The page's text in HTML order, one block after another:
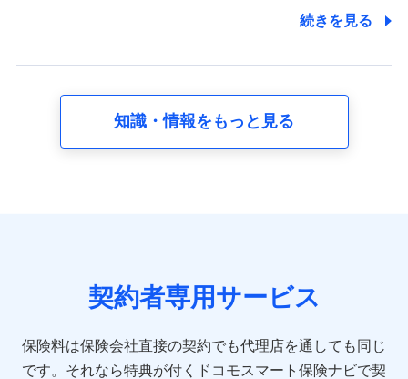
8.取引先個人情報
取引先としての選定業務、営業情報の提供業務、契約締結手
10.受託業務の 個人情報
11.マイカー通勤管理クラウド並びに法人向けASPサー
続きを見る
知識・情報をもっと見る
契約者専用サービス
保険料は保険会社直接の契約でも代理店を通しても同じ
です。 それなら特典が付くドコモスマート保険ナビで契